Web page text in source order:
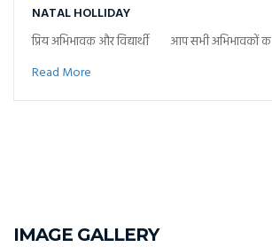
NATAL HOLLIDAY
प्रिय अभिभावक और विद्यार्थी आप सभी अभिभावकों क
Read More
IMAGE GALLERY